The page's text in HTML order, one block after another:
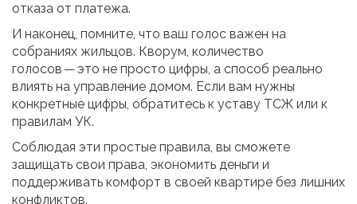
отказа от платежа.
И наконец, помните, что ваш голос важен на
собраниях жильцов. Кворум, количество
голосов — это не просто цифры, а способ реально
влиять на управление домом. Если вам нужны
конкретные цифры, обратитесь к уставу ТСЖ или к
правилам УК.
Соблюдая эти простые правила, вы сможете
защищать свои права, экономить деньги и
поддерживать комфорт в своей квартире без лишних
конфликтов.